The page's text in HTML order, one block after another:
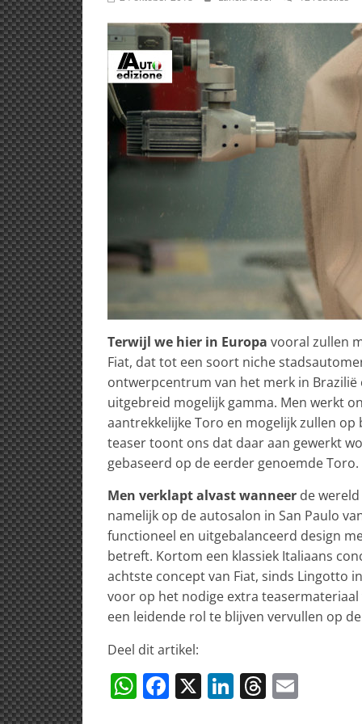
Terwijl we hier in Europa vooral zullen
Fiat, dat tot een soort niche
ontwerpcentrum van het merk in
uitgebreid mogelijk gamma. Men werkt
aantrekkelijke Toro en mogelijk zullen op
teaser toont ons dat daar aan gewerkt
gebaseerd op de eerder genoemde Toro.
Men verklapt alvast wanneer de
namelijk op de autosalon in San Paulo
functioneel en uitgebalanceerd design
betreft. Kortom een klassiek Italiaans
achtste concept van Fiat, sinds Lingotto
voor op het nodige extra
een leidende rol te blijven vervullen op
Deel dit artikel:
W F X Li T